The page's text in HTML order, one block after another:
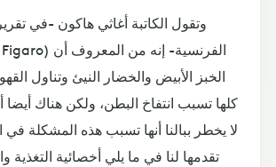
وتقول الكاتبة أغاثي هاكون -في
الخبز الأبيض والخضار النيئ وتناول
كلها تسبب انتفاخ البطن، ولكن هناك
لا يخطر ببالنا أنها تسبب هذه المشكلة في
تقدمها لنا في ما يلي أخصائية التغذية